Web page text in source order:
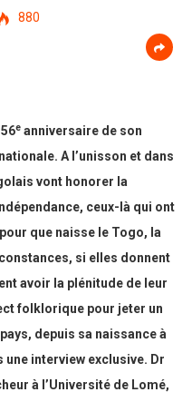
880
e anniversaire de son
A l’unisson et dans
vont honorer la
ceux-là qui ont
que naisse le Togo, la
si elles donnent
avoir la plénitude de leur
folklorique pour jeter un
depuis sa naissance à
une interview exclusive. Dr
à l’Université de Lomé,